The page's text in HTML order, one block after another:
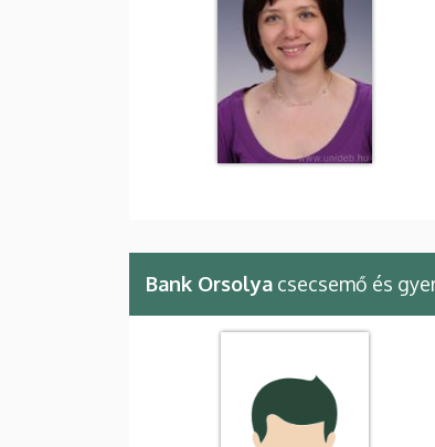
Bank Orsolya csecsemő és